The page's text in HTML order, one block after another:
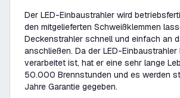
Der LED-Einbaustrahler wird
den mitgelieferten Schweißklemmen
Deckenstrahler schnell und einfach an
anschließen. Da der LED-
verarbeitet ist, hat er eine sehr lange
50.000 Brennstunden und es werden
Jahre Garantie gegeben.